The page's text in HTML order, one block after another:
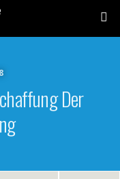
Der